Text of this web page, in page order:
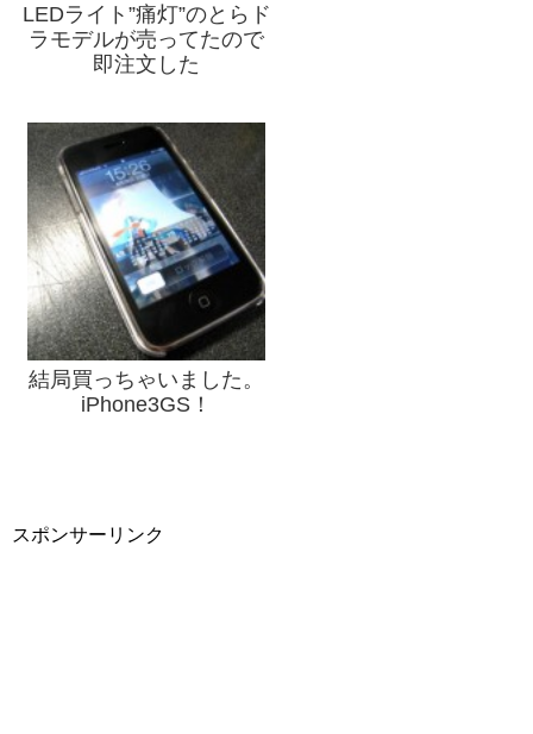
LEDライト”痛灯”のとらド
ラモデルが売ってたので
即注文した
結局買っちゃいました。
iPhone3GS！
スポンサーリンク